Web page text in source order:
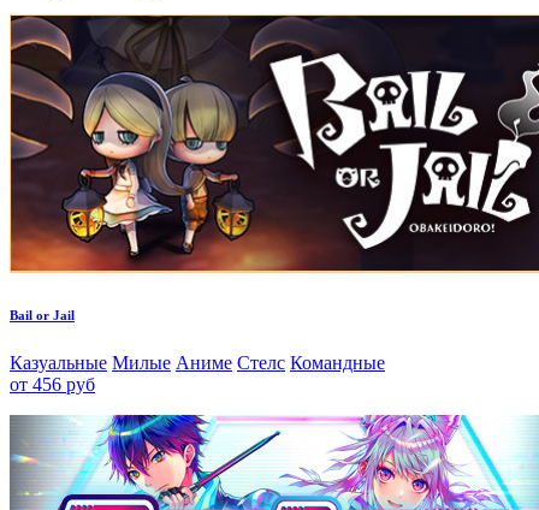
Bail or Jail
Казуальные Милые Аниме Стелс Командные
от 456 руб